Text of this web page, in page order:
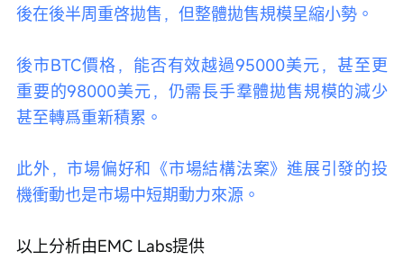
後在後半周重啓拋售，但整體拋售規模呈縮小勢。
後市BTC價格，能否有效越過95000美元，甚至更
重要的98000美元，仍需長手羣體拋售規模的減少
甚至轉爲重新積累。
此外，市場偏好和《市場結構法案》進展引發的投
機衝動也是市場中短期動力來源。
以上分析由EMC Labs提供